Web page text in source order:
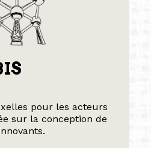
pour les acteurs
sur la conception de